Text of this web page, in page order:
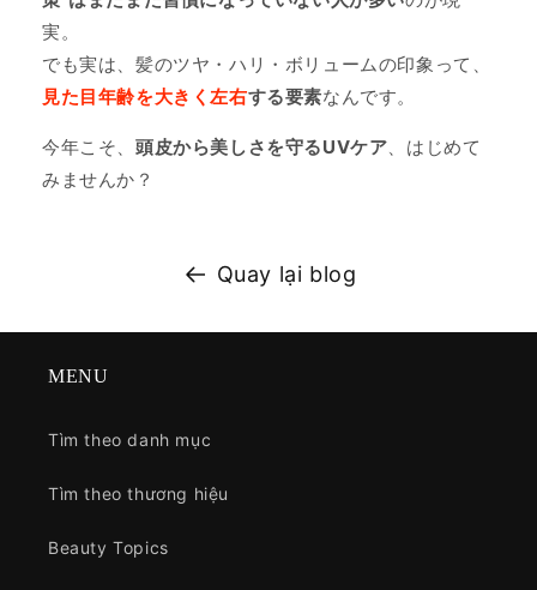
実。
でも実は、髪のツヤ・ハリ・ボリュームの印象って、
見た目年齢を大きく左右する要素なんです。
今年こそ、 頭皮から美しさを守るUVケア、はじめて
みませんか？
Quay lại blog
MENU
Tìm theo danh mục
Tìm theo thương hiệu
Beauty Topics